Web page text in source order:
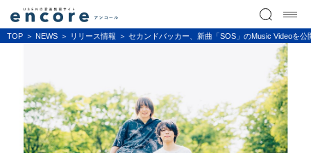
TOP NEWS リリース情報 セカンドバッカー、新曲「SOS」のMusic Videoを公